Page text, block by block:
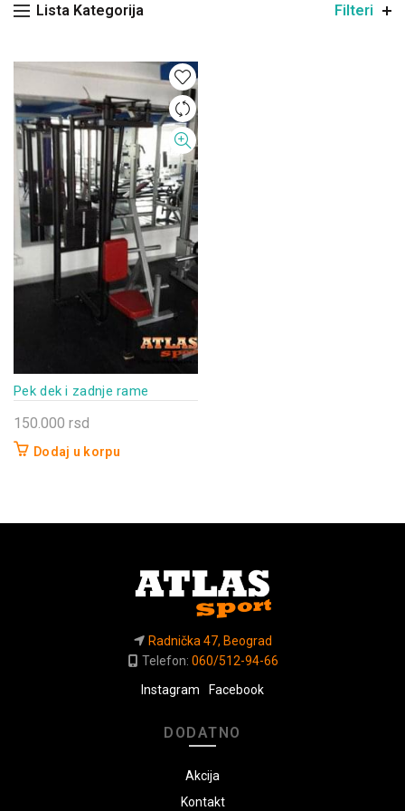
Lista Kategorija Filteri
Pek dek i zadnje rame
150.000 rsd
Dodaj u korpu
Radnička 47, Beograd
Telefon: 060/512-94-66
Instagram
Facebook
DODATNO
Akcija
Kontakt